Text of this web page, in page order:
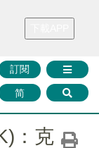
華證券 媒體矩陣
訂閱
简
：克